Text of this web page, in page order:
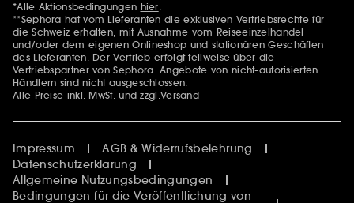
Zusätzlich Erwähnungen
*Alle Aktionsbedingungen hier.
**Sephora hat vom Lieferanten die exklusiven Vertriebsrechte für
die Schweiz erhalten, mit Ausnahme vom Reiseeinzelhandel
und/oder dem eigenen Onlineshop und stationären Geschäften
des Lieferanten. Der Vertrieb erfolgt teilweise über die
Vertriebspartner von Sephora. Angebote von nicht-autorisierten
Händlern sind nicht ausgeschlossen.
Alle Preise inkl. MwSt. und zzgl.Versand
Impressum
AGB & Widerrufsbelehrung
Datenschutzerklärung
Allgemeine Nutzungsbedingungen
Bedingungen für die Veröffentlichung von